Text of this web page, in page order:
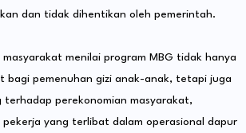
dan tidak dihentikan oleh pemerintah.
menilai program MBG tidak hanya
bagi pemenuhan gizi anak-anak, tetapi juga
terhadap perekonomian masyarakat,
pekerja yang terlibat dalam operasional dapur